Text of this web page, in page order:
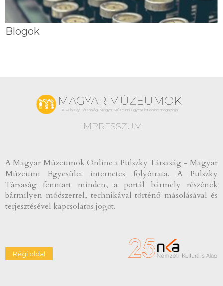
Blogok
MAGYAR MÚZEUMOK
A Pulszky Társaság-Magyar Múzeumi Egyesület online magazinja
IMPRESSZUM
A Magyar Múzeumok Online a Pulszky Társaság - Magyar
Múzeumi Egyesület internetes folyóirata. A Pulszky
Társaság fenntart minden, a portál bármely részének
bármilyen módszerrel, technikával történő másolásával és
terjesztésével kapcsolatos jogot.